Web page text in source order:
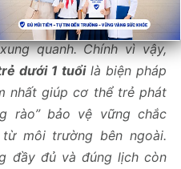
miễn dịch của trẻ còn non
bảo vệ khỏi các tác nhân
quanh. Chính vì vậy,
dưới 1 tuổilà biện pháp
nhất giúp cơ thể trẻ phát
rào” bảo vệ vững chắc
môi trường bên ngoài.
đầy đủ và đúng lịch còn